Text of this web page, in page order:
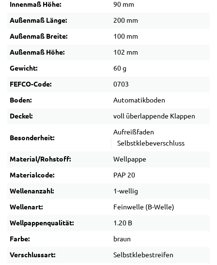
Innenmaß Höhe: 90 mm
Außenmaß Länge: 200 mm
Außenmaß Breite: 100 mm
Außenmaß Höhe: 102 mm
Gewicht: 60 g
FEFCO-Code: 0703
Boden: Automatikboden
Deckel: voll überlappende Klappen
Besonderheit:
Aufreißfaden
Selbstklebeverschluss
Material/Rohstoff: Wellpappe
Materialcode: PAP 20
Wellenanzahl: 1-wellig
Wellenart: Feinwelle (B-Welle)
Wellpappenqualität: 1.20 B
Farbe: braun
Verschlussart: Selbstklebestreifen